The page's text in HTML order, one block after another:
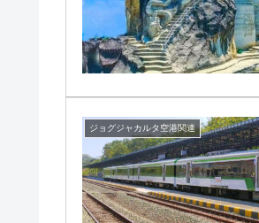
ジョグジャカルタ空港関連